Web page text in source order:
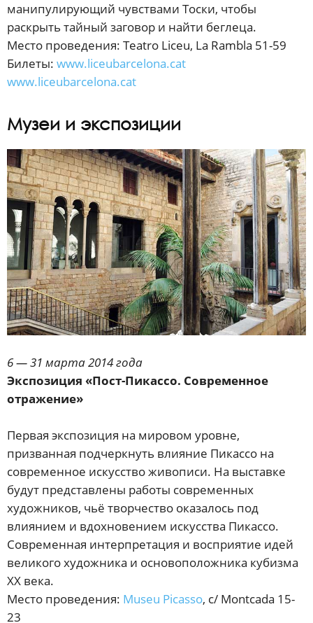
манипулирующий чувствами Тоски, чтобы
раскрыть тайный заговор и найти беглеца.
Место проведения: Teatro Liceu, La Rambla 51-59
Билеты: www.liceubarcelona.cat
www.liceubarcelona.cat
Музеи и экспозиции
6 — 31 марта 2014 года
Экспозиция «Пост-Пикассо. Современное
отражение»
Первая экспозиция на мировом уровне,
призванная подчеркнуть влияние Пикассо на
современное искусство живописи. На выставке
будут представлены работы современных
художников, чьё творчество оказалось под
влиянием и вдохновением искусства Пикассо.
Современная интерпретация и восприятие идей
великого художника и основоположника кубизма
XX века.
Место проведения: Museu Picasso, c/ Montcada 15-
23